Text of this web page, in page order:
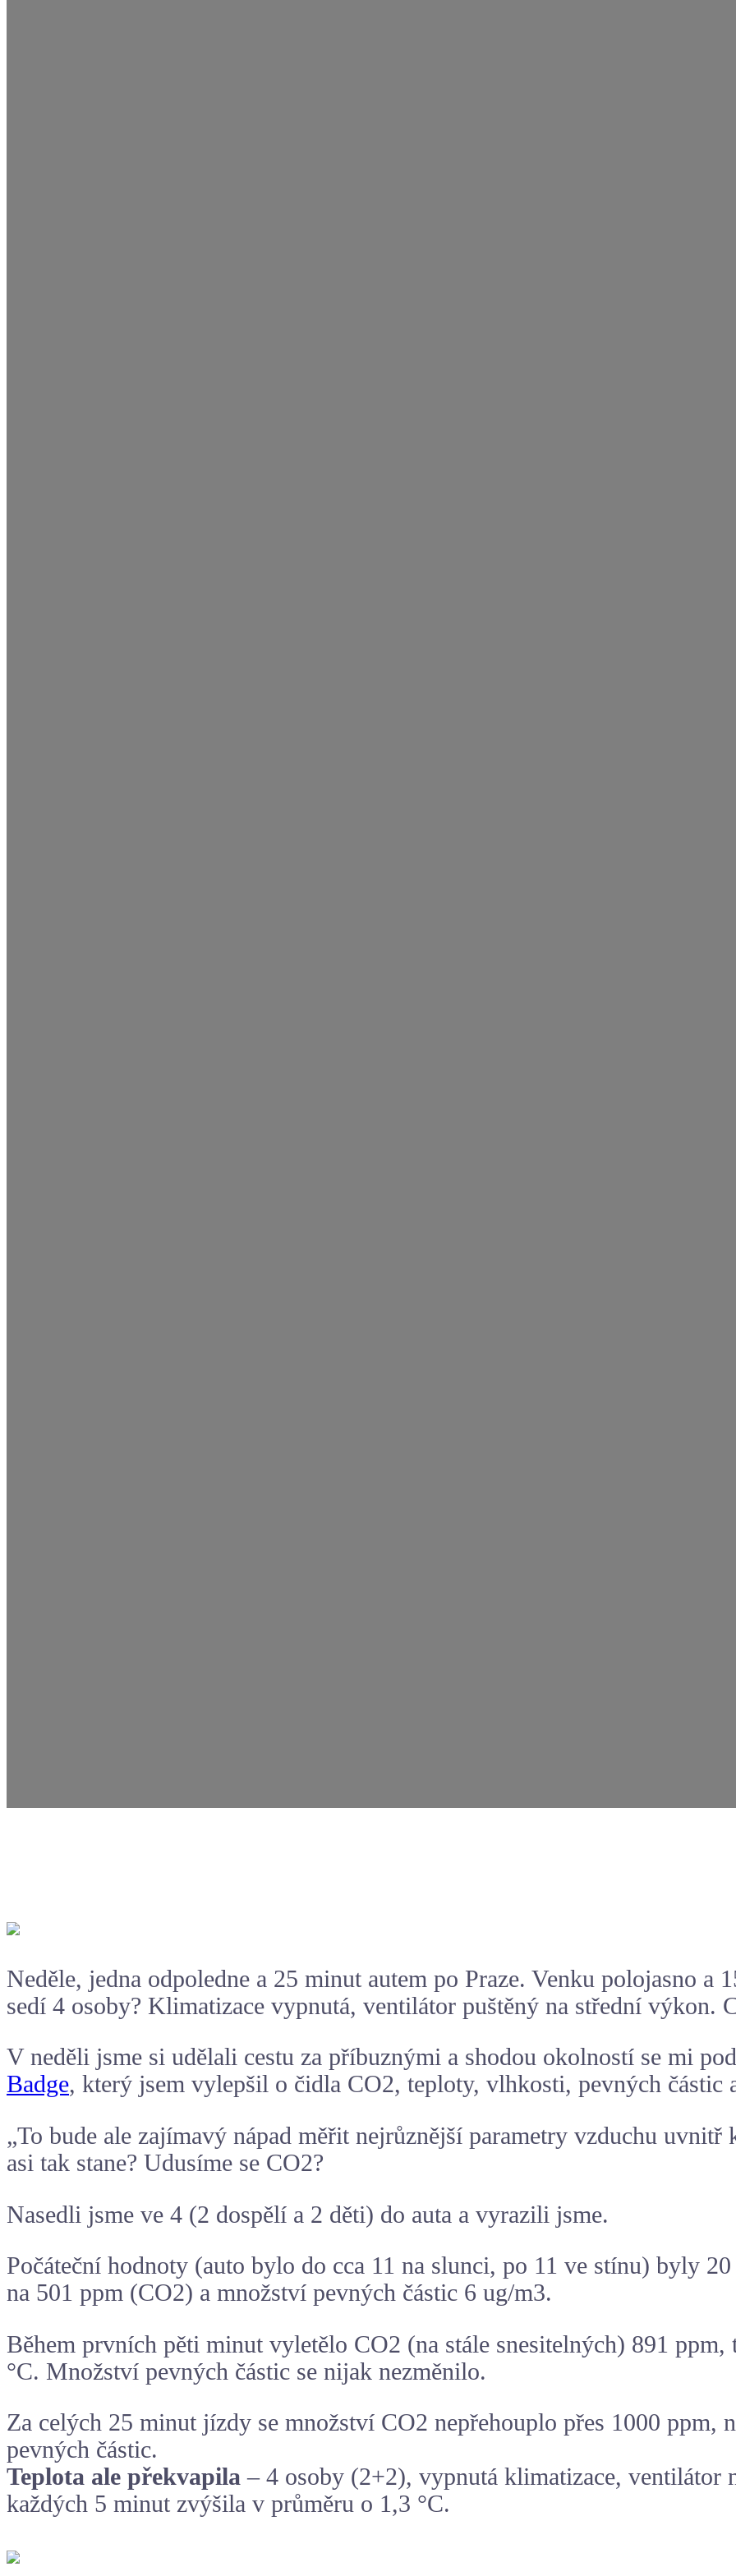
Neděle, jedna odpoledne a 25 minut autem po Praze. Venku polojasno a
sedí 4 osoby? Klimatizace vypnutá, ventilátor puštěný na střední výkon.
V neděli jsme si udělali cestu za příbuznými a shodou okolností se mi
Badge, který jsem vylepšil o čidla CO2, teploty, vlhkosti, pevných částic
„To bude ale zajímavý nápad měřit nejrůznější parametry vzduchu
asi tak stane? Udusíme se CO2?
Nasedli jsme ve 4 (2 dospělí a 2 děti) do auta a vyrazili jsme.
Počáteční hodnoty (auto bylo do cca 11 na slunci, po 11 ve stínu) byly
na 501 ppm (CO2) a množství pevných částic 6 ug/m3.
Během prvních pěti minut vyletělo CO2 (na stále snesitelných) 891
°C. Množství pevných částic se nijak nezměnilo.
Za celých 25 minut jízdy se množství CO2 nepřehouplo přes 1000 ppm,
pevných částic.
Teplota ale překvapila– 4 osoby (2+2), vypnutá klimatizace, ventilátor
každých 5 minut zvýšila v průměru o 1,3 °C.